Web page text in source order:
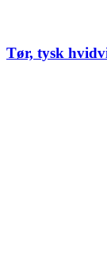
Tør, tysk